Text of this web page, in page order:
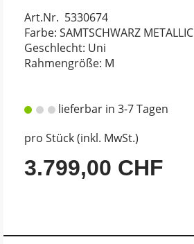
Art.Nr. 5330674
Farbe: SAMTSCHWARZ METALLIC
Geschlecht: Uni
Rahmengröße: M
lieferbar in 3-7 Tagen
pro Stück (inkl. MwSt.)
3.799,00 CHF